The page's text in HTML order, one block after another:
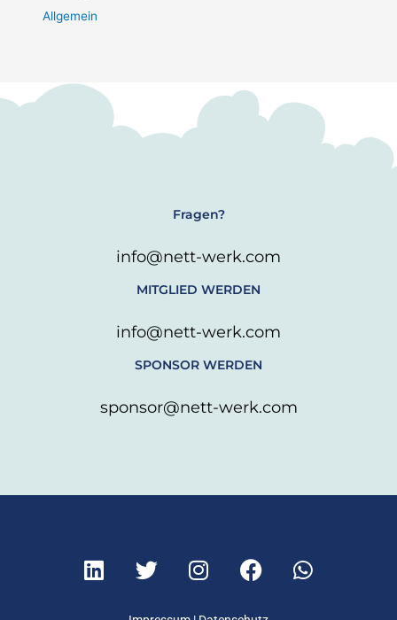
Allgemein
Fragen?
info@nett-werk.com
MITGLIED WERDEN
info@nett-werk.com
SPONSOR WERDEN
sponsor@nett-werk.com
L
i
T
w
I
n
F
a
W
h